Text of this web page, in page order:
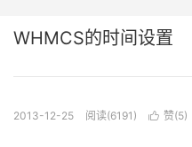
WHMCS的时间设置
2013-12-25 阅读(6191)  赞(5)